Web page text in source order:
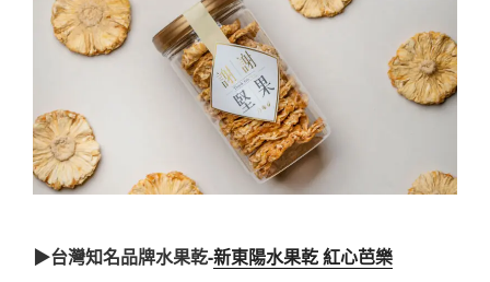
▶台灣知名品牌水果乾-新東陽水果乾 紅心芭樂